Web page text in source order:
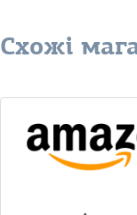
Схожі